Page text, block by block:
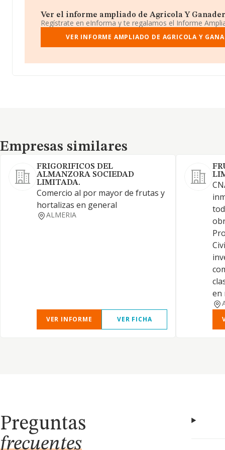
Ver el informe ampliado de Agricola Y
Regístrate en eInforma y te regalamos el Informe
VER INFORME AMPLIADO DE AGRICOLA Y
Empresas similares
Empresas similares
FRIGORIFICOS DEL
ALMANZORA SOCIEDAD
LIMITADA.
Comercio al por mayor de frutas y
hortalizas en general
ALMERIA
VER INFORME VER FICHA
en
Preguntas
frecuentes